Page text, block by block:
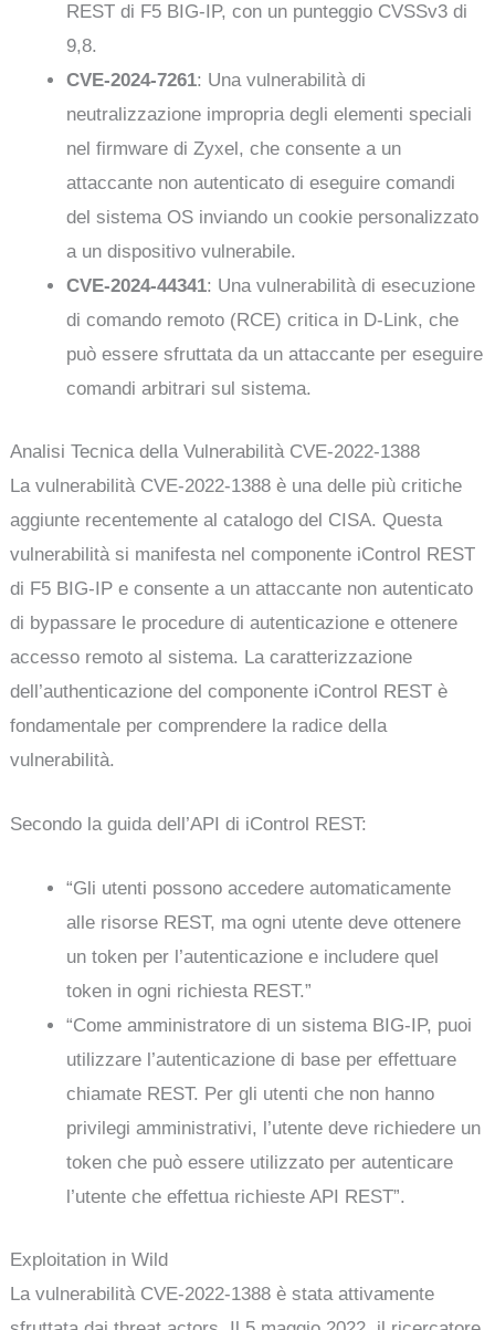
REST di F5 BIG-IP, con un punteggio CVSSv3 di
9,8.
CVE-2024-7261: Una vulnerabilità di
neutralizzazione impropria degli elementi speciali
nel firmware di Zyxel, che consente a un
attaccante non autenticato di eseguire comandi
del sistema OS inviando un cookie personalizzato
a un dispositivo vulnerabile.
CVE-2024-44341: Una vulnerabilità di esecuzione
di comando remoto (RCE) critica in D-Link, che
può essere sfruttata da un attaccante per eseguire
comandi arbitrari sul sistema.
Analisi Tecnica della Vulnerabilità CVE-2022-1388
La vulnerabilità CVE-2022-1388 è una delle più critiche
aggiunte recentemente al catalogo del CISA. Questa
vulnerabilità si manifesta nel componente iControl REST
di F5 BIG-IP e consente a un attaccante non autenticato
di bypassare le procedure di autenticazione e ottenere
accesso remoto al sistema. La caratterizzazione
dell’authenticazione del componente iControl REST è
fondamentale per comprendere la radice della
vulnerabilità.
Secondo la guida dell’API di iControl REST:
“Gli utenti possono accedere automaticamente
alle risorse REST, ma ogni utente deve ottenere
un token per l’autenticazione e includere quel
token in ogni richiesta REST.”
“Come amministratore di un sistema BIG-IP, puoi
utilizzare l’autenticazione di base per effettuare
chiamate REST. Per gli utenti che non hanno
privilegi amministrativi, l’utente deve richiedere un
token che può essere utilizzato per autenticare
l’utente che effettua richieste API REST”.
Exploitation in Wild
La vulnerabilità CVE-2022-1388 è stata attivamente